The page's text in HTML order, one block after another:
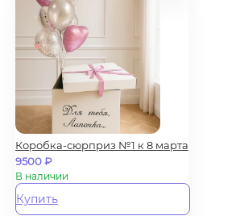
Коробка-сюрприз №1 к 8 марта
9500₽
В наличии
Купить